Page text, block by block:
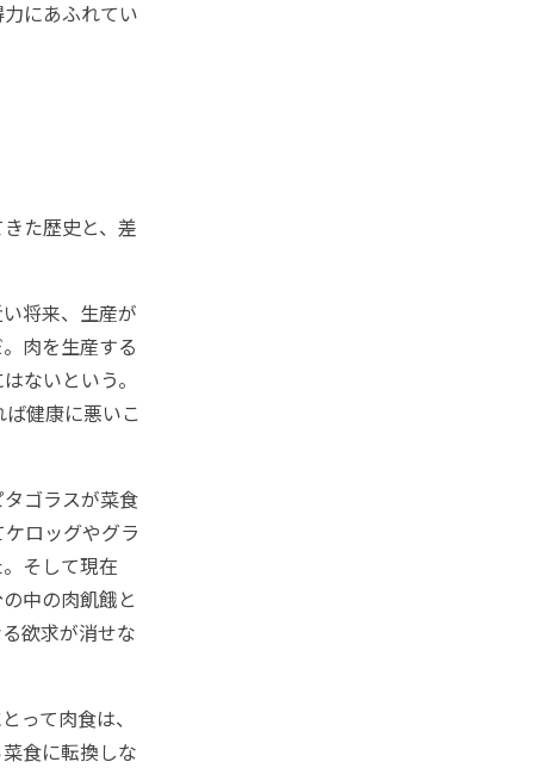
にあふれてい
た歴史と、差
将来、生産が
肉を生産する
ないという。
健康に悪いこ
ゴラスが菜食
ロッグやグラ
そして現在
中の肉飢餓と
欲求が消せな
って肉食は、
食に転換しな